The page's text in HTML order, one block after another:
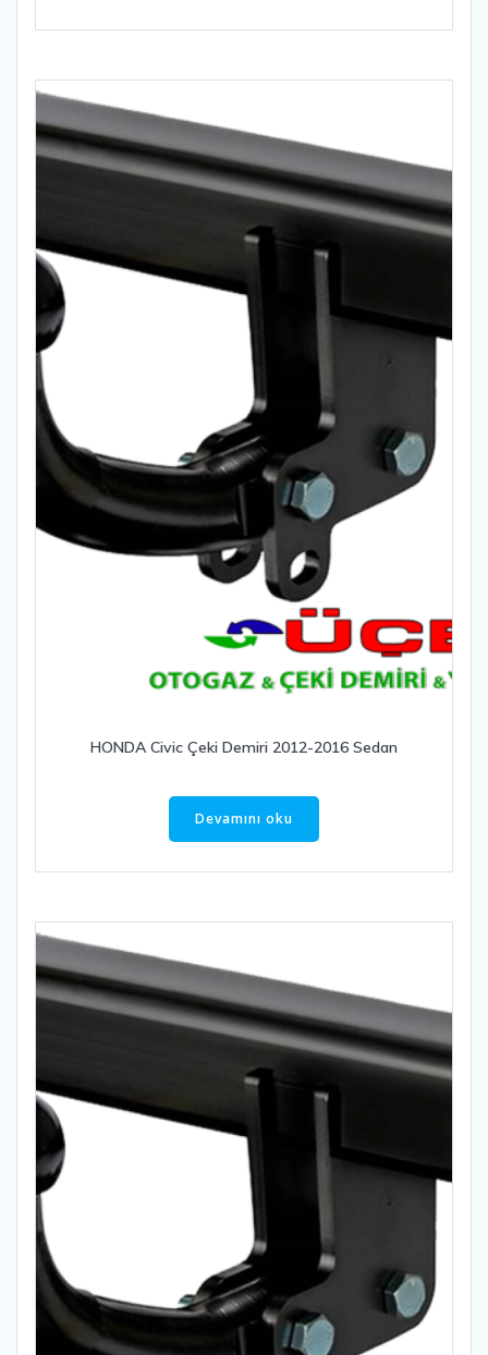
HONDA Civic Çeki Demiri 2012-2016 Sedan
Devamını oku